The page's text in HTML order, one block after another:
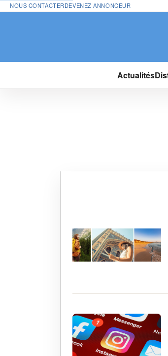
NOUS CONTACTERDEVENEZ ANNONCEUR
Actualités